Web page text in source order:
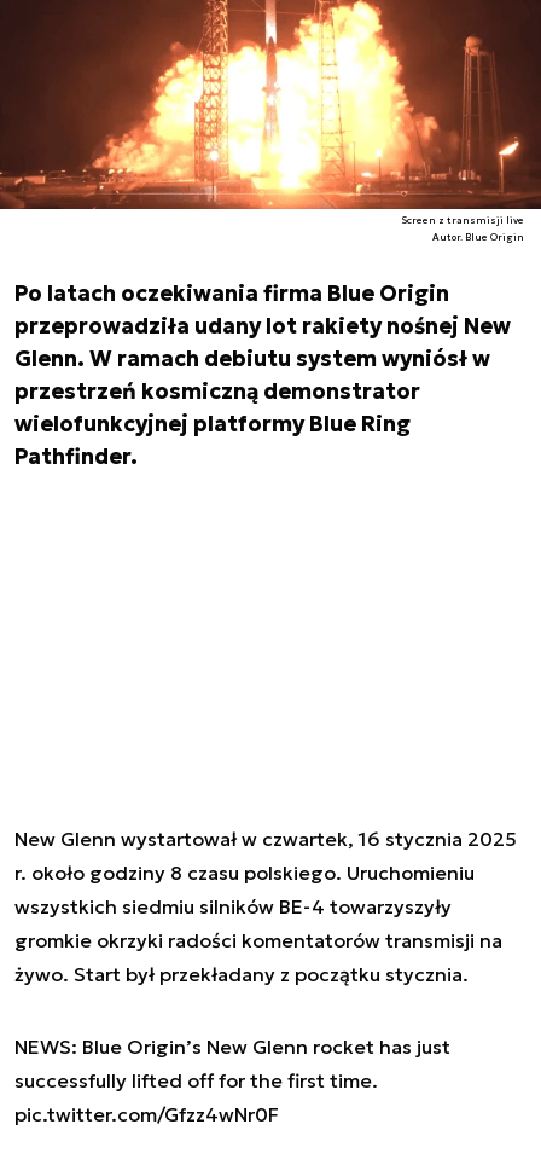
Screen z transmisji live
Autor. Blue Origin
Po latach oczekiwania firma Blue Origin
przeprowadziła udany lot rakiety nośnej New
Glenn. W ramach debiutu system wyniósł w
przestrzeń kosmiczną demonstrator
wielofunkcyjnej platformy Blue Ring
Pathfinder.
New Glenn wystartował w czwartek, 16 stycznia 2025
r. około godziny 8 czasu polskiego. Uruchomieniu
wszystkich siedmiu silników BE-4 towarzyszyły
gromkie okrzyki radości komentatorów transmisji na
żywo. Start był przekładany z początku stycznia.
NEWS: Blue Origin’s New Glenn rocket has just
successfully lifted off for the first time.
pic.twitter.com/Gfzz4wNr0F